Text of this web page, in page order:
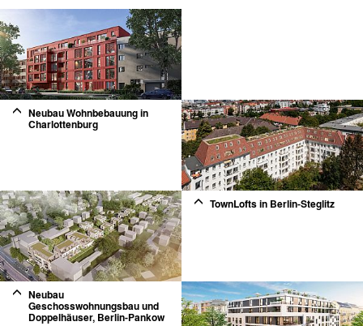
Neubau Wohnbebauung in
Charlottenburg
TownLofts in Berlin-Steglitz
Neubau
Geschosswohnungsbau und
Doppelhäuser, Berlin-Pankow